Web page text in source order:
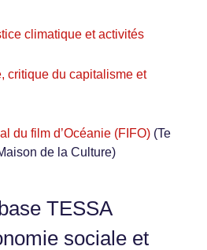
climatique et activités
critique du capitalisme et
du film d’Océanie (FIFO) (Te
de la Culture)
TESSA
sociale et